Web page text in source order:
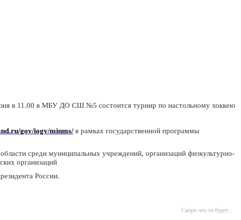
в 11.00 в МБУ ДО СШ №5 состоится турнир по настольному хоккею
gov/iogv/minms/в рамках государственной программы
среди муниципальных учреждений, организаций физкультурно-
организаций
России.
Скоро что то будет...